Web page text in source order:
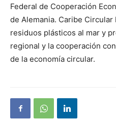
Federal de Cooperación
de Alemania. Caribe
residuos plásticos al mar y
regional y la cooperación
de la economía circular.